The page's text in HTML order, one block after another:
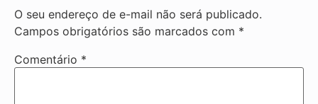
O seu endereço de e-mail não será publicado.
Campos obrigatórios são marcados com *
Comentário *